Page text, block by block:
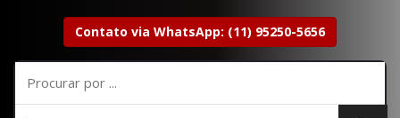
Contato via WhatsApp: (11) 95250-5656